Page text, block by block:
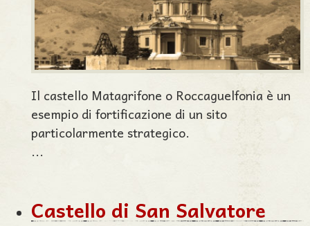
Il castello Matagrifone o Roccaguelfonia è un
esempio di fortificazione di un sito
particolarmente strategico.
...
Castello di San Salvatore